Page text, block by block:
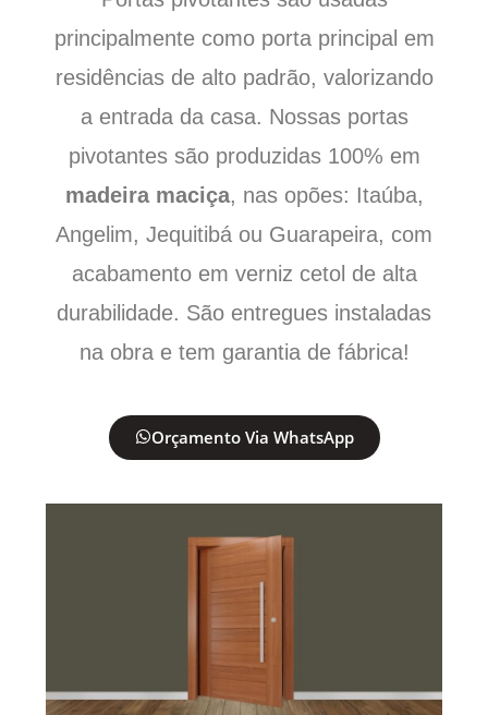
principalmente como porta principal em
residências de alto padrão, valorizando
a entrada da casa. Nossas portas
pivotantes são produzidas 100% em
madeira maciça, nas opões: Itaúba,
Angelim, Jequitibá ou Guarapeira, com
acabamento em verniz cetol de alta
durabilidade. São entregues instaladas
na obra e tem garantia de fábrica!
Orçamento Via WhatsApp